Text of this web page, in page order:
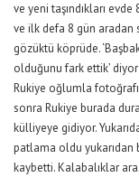
ve yeni taşındıkları
ve ilk defa 8 gün aradan
gözüktü köprüde.
olduğunu fark ettik’
Rukiye oğlumla
sonra Rukiye burada
külliyeye gidiyor.
patlama oldu yukarıdan
kaybetti. Kalabalıklar